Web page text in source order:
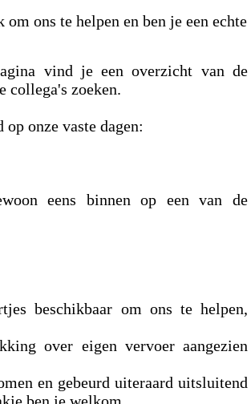
ons te helpen en ben je een echte
vind je een overzicht van de
zoeken.
onze vaste dagen:
eens binnen op een van de
beschikbaar om ons te helpen,
over eigen vervoer aangezien
en gebeurd uiteraard uitsluitend